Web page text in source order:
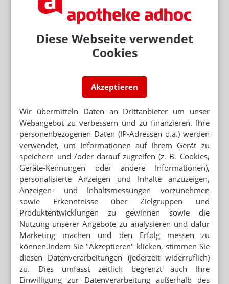
Diese Webseite verwendet
Cookies
Akzeptieren
Wir übermitteln Daten an Drittanbieter um unser
Webangebot zu verbessern und zu finanzieren. Ihre
personenbezogenen Daten (IP-Adressen o.ä.) werden
verwendet, um Informationen auf Ihrem Gerät zu
speichern und /oder darauf zugreifen (z. B. Cookies,
Geräte-Kennungen oder andere Informationen),
personalisierte Anzeigen und Inhalte anzuzeigen,
Anzeigen- und Inhaltsmessungen vorzunehmen
sowie Erkenntnisse über Zielgruppen und
Produktentwicklungen zu gewinnen sowie die
Nutzung unserer Angebote zu analysieren und dafür
Marketing machen und den Erfolg messen zu
können.Indem Sie "Akzeptieren" klicken, stimmen Sie
diesen Datenverarbeitungen (jederzeit widerruflich)
zu. Dies umfasst zeitlich begrenzt auch Ihre
Einwilligung zur Datenverarbeitung außerhalb des
Bronze: Linden-Apotheke mit „Gesundheit mit Gesicht“
Beste Kampagne: Nachwuchs & Integration
Gold: Karl-Arnold-Schule mit „PTA Ausbildung mit
digitalem Lernen leicht gemacht“
Silber: MediosApotheke Anike Oleski e.Kfr. mit „Aus
Bronze: PTA-Fachschule Westfalen-Lippe e.V. mit „PTA
„Mix dir deine Zukunft“
Beste Kampagne: Ort der Gesundheit
Gold: Hayriye Polat mit „Apotheke als Ort der
Frauengesundheit“
Silber: Vita Health Media GmbH mit „Wechseljahre – wir
müssen reden“
Bronze: Adler Apotheke Schulz & Plogmann und
Pharmacists for Future mit „Hitzeschutz zur optimalen
Patientenversorgung in der Apotheke Vor-Ort“
Bester Unternehmer in Krisenzeiten
Gold: Johann Strauss Apotheke Mag. pharm. Wendl KG
mit „Mut, Vision und Durchhaltevermögen in
herausfordernden Zeiten“
Engagement für die Apotheke
Gold: Schwanenbusch Apotheke mit „PDL-Werbung“